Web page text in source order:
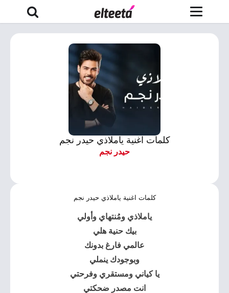
كلمات اغنية ياملاذي حيدر نجم
حيدر نجم
كلمات اغنية ياملاذي حيدر نجم
ياملاذي ومُنتهاي وأولي
بيك حنية هلي
عالمي فارغ بدونك
وبوجودك ينملي
يا كياني ومستقري وفرحتي
انت مصدر ضحكتي